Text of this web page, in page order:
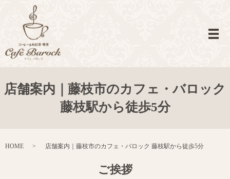
メ
店舗案内｜藤枝市のカフェ・バロック
藤枝駅から徒歩5分
HOME 店舗案内｜藤枝市のカフェ・バロック 藤枝駅から徒歩5分
ご挨拶